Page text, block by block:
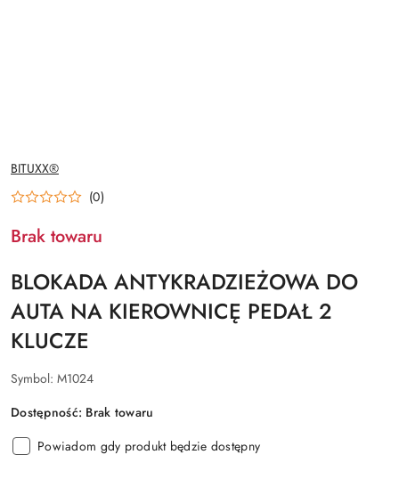
NAZWA
PRODUCENTA:
BITUXX®
(0)
Brak towaru
BLOKADA ANTYKRADZIEŻOWA DO
AUTA NA KIEROWNICĘ PEDAŁ 2
KLUCZE
Symbol: M1024
Dostępność: Brak towaru
Powiadom gdy produkt będzie dostępny